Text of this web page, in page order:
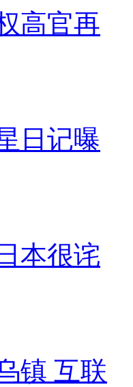
高官再
日记曝
本很诧
镇 互联